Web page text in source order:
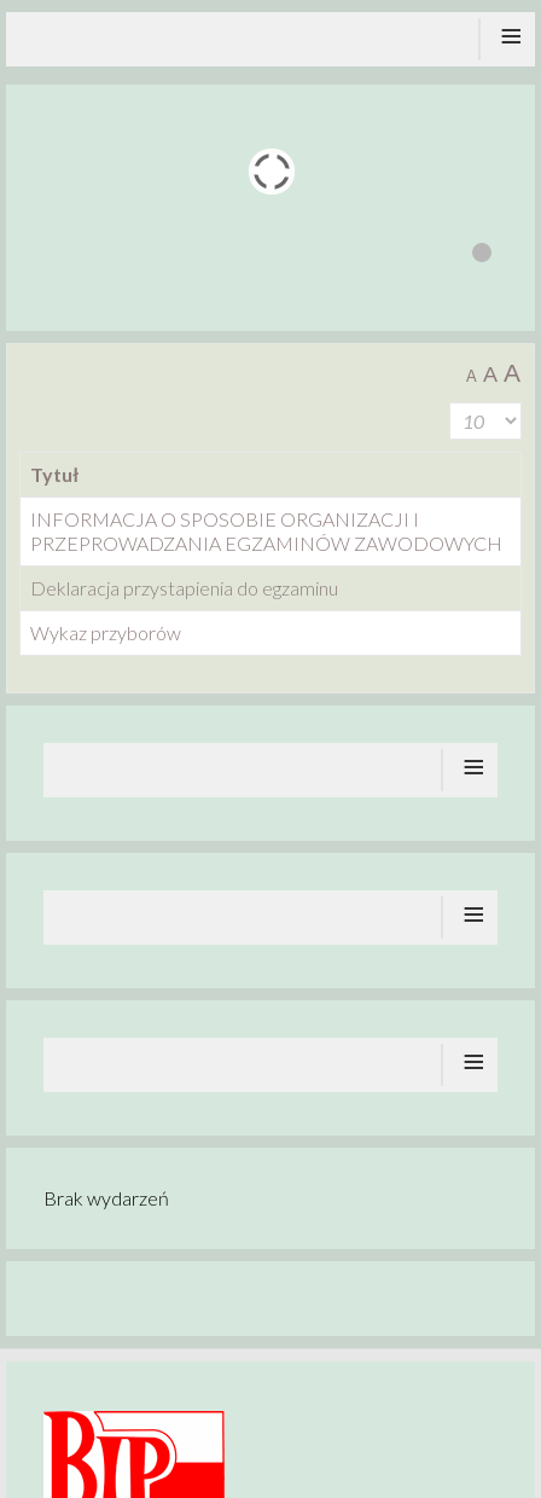
≡
A A A
Tytuł
INFORMACJA O SPOSOBIE ORGANIZACJI I
PRZEPROWADZANIA EGZAMINÓW ZAWODOWYCH
Deklaracja przystapienia do egzaminu
Wykaz przyborów
≡
≡
≡
Brak wydarzeń